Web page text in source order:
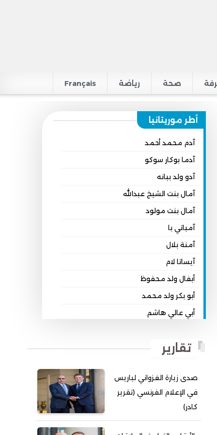
صحة رياضة Français
أطر موريتانيا
آدم محمد أحمد
آدما بوكار سوكو
آدو ولد ببانه
آمال بنت الشيخ عبدالله
آمال بنت مولود
آمباتي با
آمنة بلال
آيساتا لام
أبفال ولد محفوظ
أبو بكر ولد محمد
أبي عالي هاشم
أحمد بداه
أحمد زيدان ولد محمد محمود
أحمد سالم بكار
أحمد سالم ولد بده
تقارير
صدى زيارة الغزواني لباريس
في الإعلام الفرنسي (تقرير
كادر)